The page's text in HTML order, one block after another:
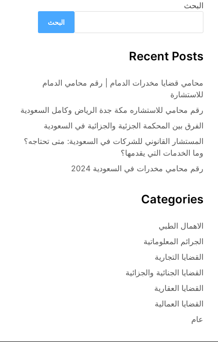
البحث
البحث
Recent Posts
محامي قضايا مخدرات الدمام | رقم محامي الدمام
للاستشارة
رقم محامي للاستشاره مكة جدة الرياض وكامل السعودية
الفرق بين المحكمة الجزئية والجزائية في السعودية
المستشار القانوني للشركات في السعودية: متى تحتاجه؟
وما الخدمات التي يقدمها؟
رقم محامي مخدرات في السعودية 2024
Categories
الاهمال الطبي
الجرائم المعلوماتية
القضايا التجارية
القضايا الجنائية والجزائية
القضايا العقارية
القضايا العمالية
عام